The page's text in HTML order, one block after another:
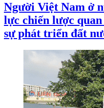
Người Việt Nam ở
lực chiến lược
sự phát triển đất